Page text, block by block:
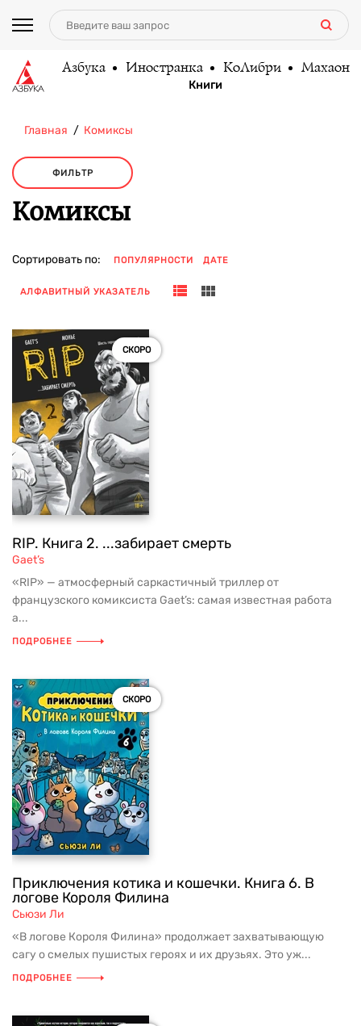
Азбука Иностранка КоЛибри Махаон
Книги
Главная Комиксы
ФИЛЬТР
Комиксы
Сортировать по: ПОПУЛЯРНОСТИ ДАТЕ
АЛФАВИТНЫЙ УКАЗАТЕЛЬ
СКОРО
RIP. Книга 2. ...забирает смерть
Gaet’s
«RIP» — атмосферный саркастичный триллер от
французского комиксиста Gaet’s: самая известная работа
а...
ПОДРОБНЕЕ
СКОРО
Приключения котика и кошечки. Книга 6. В
логове Короля Филина
Сьюзи Ли
«В логове Короля Филина» продолжает захватывающую
сагу о смелых пушистых героях и их друзьях. Это уж...
ПОДРОБНЕЕ